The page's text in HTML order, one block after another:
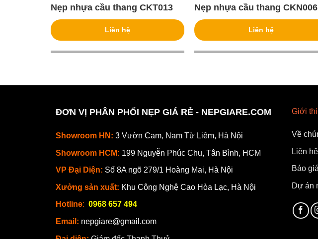
Nẹp nhựa cầu thang CKT013
Liên hệ
Nẹp nhựa cầu thang CKN006
Liên hệ
ĐƠN VỊ PHÂN PHỐI NẸP GIÁ RẺ - NEPGIARE.COM
Showroom HN: 3 Vườn Cam, Nam Từ Liêm, Hà Nội
Showroom HCM: 199 Nguyễn Phúc Chu, Tân Bình, HCM
VP Đại Diện: Số 8A ngõ 279/1 Hoàng Mai, Hà Nội
Xưởng sản xuất: Khu Công Nghệ Cao Hòa Lạc, Hà Nội
Hotline: 0968 657 494
Email: nepgiare@gmail.com
Giới
Về
Liên hệ
Báo giá
Dự án